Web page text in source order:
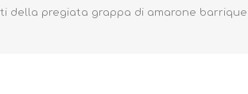
pregiata grappa di amarone